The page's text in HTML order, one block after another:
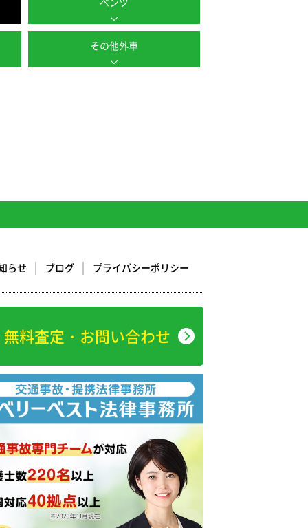
その他外車
らせ ブログ プライバシーポリシー
無料査定・お問い合わせ